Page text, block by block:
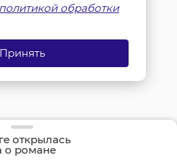
открылась
о романе
мир» и
политикой обработки
Принять